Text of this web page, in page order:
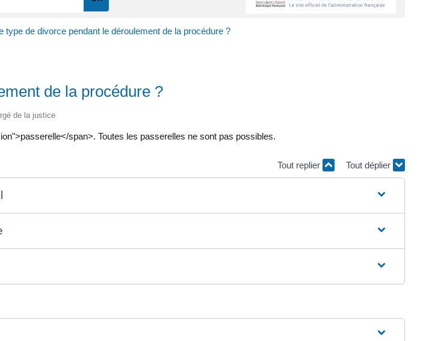
type de divorce pendant le déroulement de la procédure ?
de la procédure ?
de la justice
span>. Toutes les passerelles ne sont pas possibles.
Tout replier Tout déplier